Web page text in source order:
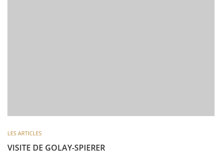
LES ARTICLES
VISITE DE GOLAY-SPIERER